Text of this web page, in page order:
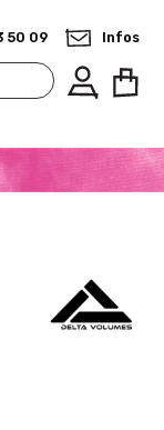
50 09 Infos